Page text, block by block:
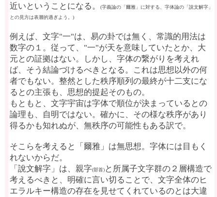
近いということになる。
(字義論の「爾雅」に対する、字体論の「說文解字」
との見方は表層的過ぎよう。)
例えば、文字"一"は、易の卦では無く、常識的用法は
数字の１。従って、"一"が天を意味していたとか、大
元との証拠はない。しかし、字体の繋がりを考えれ
ば、そう結論づけるべきとなる。これは思想以外の何
者でもない。整然とした秩序順列の最終が十二支にな
るとの主張も、思想的提起そのもの。
もともと、文字宇宙は字体で順位が決まっているとの
論理も、自明ではない。確かに、その様な秩序があり
得るかも知れぬが、無秩序の可能性もある訳で。
そこらを考えると「爾雅」は無思想。字体には目もく
れないからだ。
「說文解字」は、親字(部首) と所属子文字群の２層構造で
考えるべきと、明確に言い切ることで、文字全体のヒ
エラルキー構造の存在を見せてくれているのとは大違